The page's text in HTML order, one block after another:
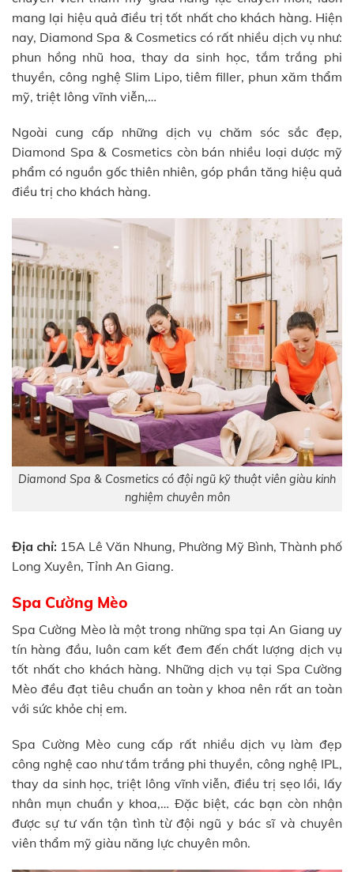
mang lại hiệu quả điều trị tốt nhất cho khách hàng. Hiện
nay, Diamond Spa & Cosmetics có rất nhiều dịch vụ như:
phun hồng nhũ hoa, thay da sinh học, tắm trắng phi
thuyền, công nghệ Slim Lipo, tiêm filler, phun xăm thẩm
mỹ, triệt lông vĩnh viễn,…
Ngoài cung cấp những dịch vụ chăm sóc sắc đẹp,
Diamond Spa & Cosmetics còn bán nhiều loại dược mỹ
phẩm có nguồn gốc thiên nhiên, góp phần tăng hiệu quả
điều trị cho khách hàng.
Diamond Spa & Cosmetics có đội ngũ kỹ thuật viên giàu kinh
nghiệm chuyên môn
Địa chỉ: 15A Lê Văn Nhung, Phường Mỹ Bình, Thành phố
Long Xuyên, Tỉnh An Giang.
Spa Cường Mèo
Spa Cường Mèo là một trong những spa tại An Giang uy
tín hàng đầu, luôn cam kết đem đến chất lượng dịch vụ
tốt nhất cho khách hàng. Những dịch vụ tại Spa Cường
Mèo đều đạt tiêu chuẩn an toàn y khoa nên rất an toàn
với sức khỏe chị em.
Spa Cường Mèo cung cấp rất nhiều dịch vụ làm đẹp
công nghệ cao như tắm trắng phi thuyền, công nghệ IPL,
thay da sinh học, triệt lông vĩnh viễn, điều trị sẹo lồi, lấy
nhân mụn chuẩn y khoa,… Đặc biệt, các bạn còn nhận
được sự tư vấn tận tình từ đội ngũ y bác sĩ và chuyên
viên thẩm mỹ giàu năng lực chuyên môn.